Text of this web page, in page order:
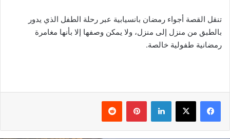
تنقل القصة أجواء رمضان بانسيابية عبر رحلة الطفل الذي يدور
بالطبق من منزل إلى منزل، ولا يمكن وصفها إلا بأنها مغامرة
رمضانية طفولية خالصة.
فيسبوك ‫X لينكدإن بينتيريست